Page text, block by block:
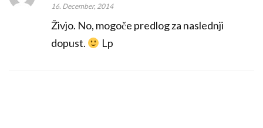
16. December, 2014
Živjo. No, mogoče predlog za naslednji
dopust.
Lp